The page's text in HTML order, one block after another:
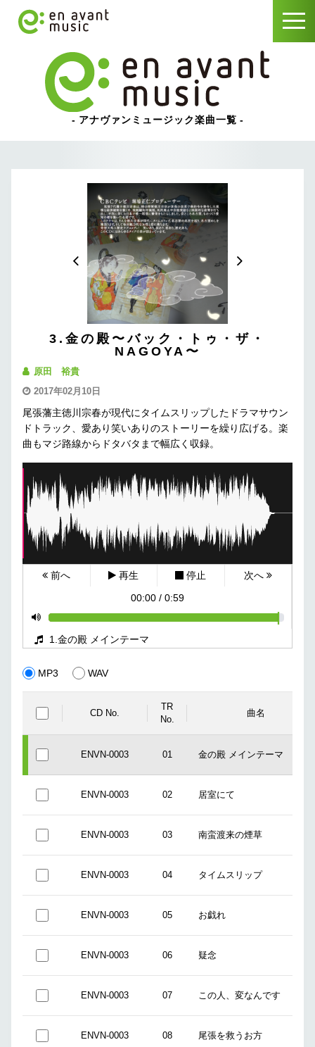
アナヴァンミュージック楽曲一覧
prev next
3.金の殿〜バック・トゥ・ザ・
NAGOYA〜
原田 裕貴
2017年02月10日
尾張藩主徳川宗春が現代にタイムスリップしたドラマサウン
ドトラック、愛あり笑いありのストーリーを繰り広げる。楽
曲もマジ路線からドタバタまで幅広く収録。
前へ 再生 停止
次へ
00:00/ 0:59
1.金の殿 メインテーマ
MP3 WAV
CD No.
TR
No.
曲名
ENVN-0003 01 金の殿 メインテーマ
ENVN-0003 02 居室にて
ENVN-0003 03 南蛮渡来の煙草
ENVN-0003 04 タイムスリップ
ENVN-0003 05 お戯れ
ENVN-0003 06 疑念
ENVN-0003 07 この人、変なんです
ENVN-0003 08 尾張を救うお方